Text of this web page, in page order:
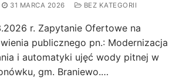
31 MARCA 2026 BEZ KATEGORII
r. Zapytanie Ofertowe na
publicznego pn.: Modernizacja
i automatyki ujęć wody pitnej w
gm. Braniewo.…